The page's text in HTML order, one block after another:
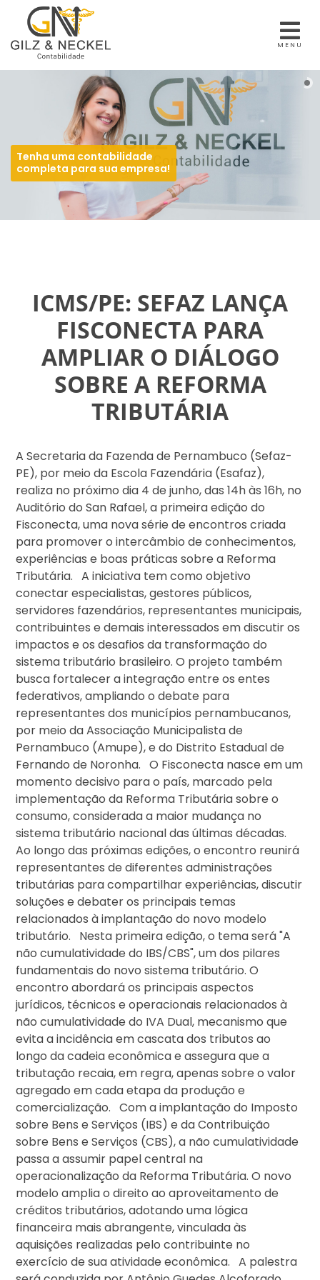
MENU
Tenha uma contabilidade
completa para sua empresa!
ICMS/PE: SEFAZ LANÇA
FISCONECTA PARA
AMPLIAR O DIÁLOGO
SOBRE A REFORMA
TRIBUTÁRIA
A Secretaria da Fazenda de Pernambuco (Sefaz-
PE), por meio da Escola Fazendária (Esafaz),
realiza no próximo dia 4 de junho, das 14h às 16h, no
Auditório do San Rafael, a primeira edição do
Fisconecta, uma nova série de encontros criada
para promover o intercâmbio de conhecimentos,
experiências e boas práticas sobre a Reforma
Tributária. A iniciativa tem como objetivo
conectar especialistas, gestores públicos,
servidores fazendários, representantes municipais,
contribuintes e demais interessados em discutir os
impactos e os desafios da transformação do
sistema tributário brasileiro. O projeto também
busca fortalecer a integração entre os entes
federativos, ampliando o debate para
representantes dos municípios pernambucanos,
por meio da Associação Municipalista de
Pernambuco (Amupe), e do Distrito Estadual de
Fernando de Noronha. O Fisconecta nasce em um
momento decisivo para o país, marcado pela
implementação da Reforma Tributária sobre o
consumo, considerada a maior mudança no
sistema tributário nacional das últimas décadas.
Ao longo das próximas edições, o encontro reunirá
representantes de diferentes administrações
tributárias para compartilhar experiências, discutir
soluções e debater os principais temas
relacionados à implantação do novo modelo
tributário. Nesta primeira edição, o tema será "A
não cumulatividade do IBS/CBS", um dos pilares
fundamentais do novo sistema tributário. O
encontro abordará os principais aspectos
jurídicos, técnicos e operacionais relacionados à
não cumulatividade do IVA Dual, mecanismo que
evita a incidência em cascata dos tributos ao
longo da cadeia econômica e assegura que a
tributação recaia, em regra, apenas sobre o valor
agregado em cada etapa da produção e
comercialização. Com a implantação do Imposto
sobre Bens e Serviços (IBS) e da Contribuição
sobre Bens e Serviços (CBS), a não cumulatividade
passa a assumir papel central na
operacionalização da Reforma Tributária. O novo
modelo amplia o direito ao aproveitamento de
créditos tributários, adotando uma lógica
financeira mais abrangente, vinculada às
aquisições realizadas pelo contribuinte no
exercício de sua atividade econômica. A palestra